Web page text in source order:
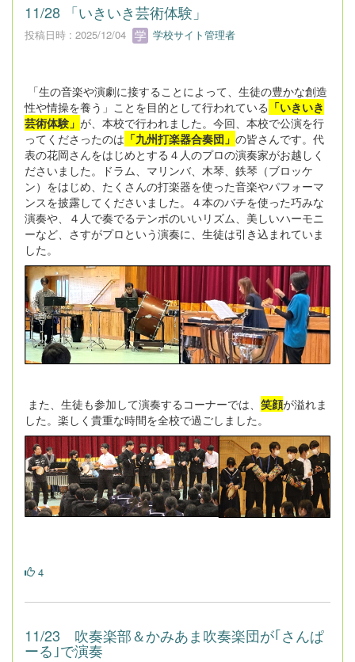
11/28 「いきいき芸術体験」
投稿日時 : 2025/12/04 学校サイト管理者
「生の音楽や演劇に接することによって、生徒の豊かな創造
性や情操を養う」ことを目的として行われている 「いきいき
芸術体験」 が、本校で行われました。今回、本校で公演を行
ってくださったのは 「九州打楽器合奏団」 の皆さんです。代
表の花岡さんをはじめとする４人のプロの演奏家がお越しく
ださいました。ドラム、マリンバ、木琴、鉄琴（ブロッケ
ン）をはじめ、たくさんの打楽器を使った音楽やパフォーマ
ンスを披露してくださいました。４本のバチを使った巧みな
演奏や、４人で奏でるテンポのいいリズム、美しいハーモニ
ーなど、さすがプロという演奏に、生徒は引き込まれていま
した。
また、生徒も参加して演奏するコーナーでは、 笑顔が溢れま
した。楽しく貴重な時間を全校で過ごしました。
4
11/23 吹奏楽部＆かみあま吹奏楽団が｢さんぱ
ーる｣で演奏